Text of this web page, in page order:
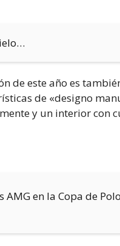
de este año es
de «designo
y un interior con
en la Copa de